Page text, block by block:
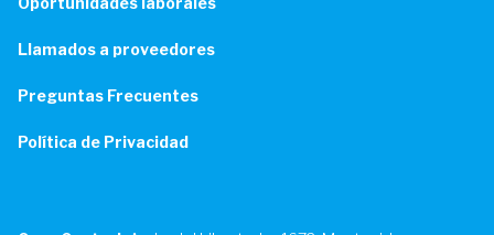
Llamados a proveedores
Preguntas Frecuentes
Política de Privacidad